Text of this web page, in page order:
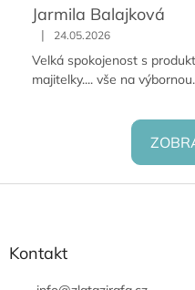
Jarmila Balajková
| 24.05.2026
Velká spokojenost s
majitelky.... vše na výbornou.
Z
Kontakt